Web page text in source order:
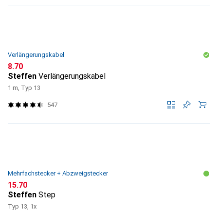
Verlängerungskabel
CHF
8.70
Steffen Verlängerungskabel
1 m, Typ 13
547
Mehrfachstecker + Abzweigstecker
CHF
15.70
Steffen Step
Typ 13, 1x